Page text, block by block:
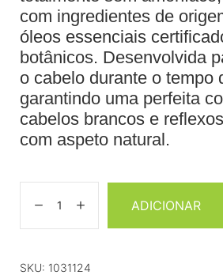
com ingredientes de
óleos essenciais
botânicos. Desenvolvida
o cabelo durante o tempo
garantindo uma perfeita
cabelos brancos e
com aspeto natural.
ADICIONAR
SKU: 1031124